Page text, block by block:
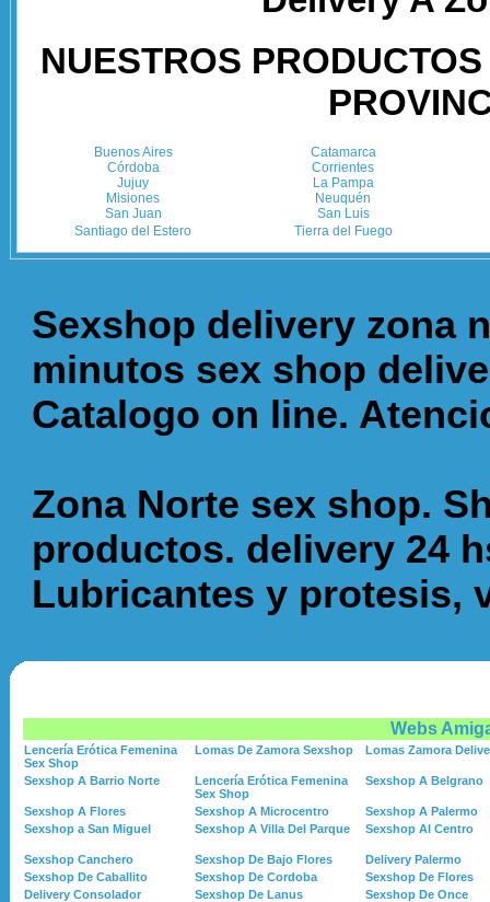
NUESTROS
Buenos Aires
Catamarca
Córdoba
Corrientes
Jujuy
La Pampa
Misiones
Neuquén
San Juan
San Luis
Santiago del Estero
Tierra del Fuego
Sexshop delivery zona
minutos sex shop
Catalogo on line.
Zona Norte sex shop.
productos. delivery 24
Lubricantes y protesis,
Webs
Lencería Erótica Femenina
Sex Shop
Lomas De Zamora Sexshop Lomas Zamora
Sexshop A Barrio Norte
Lencería Erótica Femenina
Sex Shop
Sexshop A Belgrano
Sexshop A Flores Sexshop A Microcentro
Sexshop A Palermo
Sexshop a San Miguel
Sexshop A Villa Del Parque Sexshop Al Centro
Sexshop Canchero Sexshop De Bajo Flores
Delivery Palermo
Sexshop De Caballito
Sexshop De Cordoba
Sexshop De Flores
Delivery Consolador
Sexshop De Lanus
Sexshop De Once